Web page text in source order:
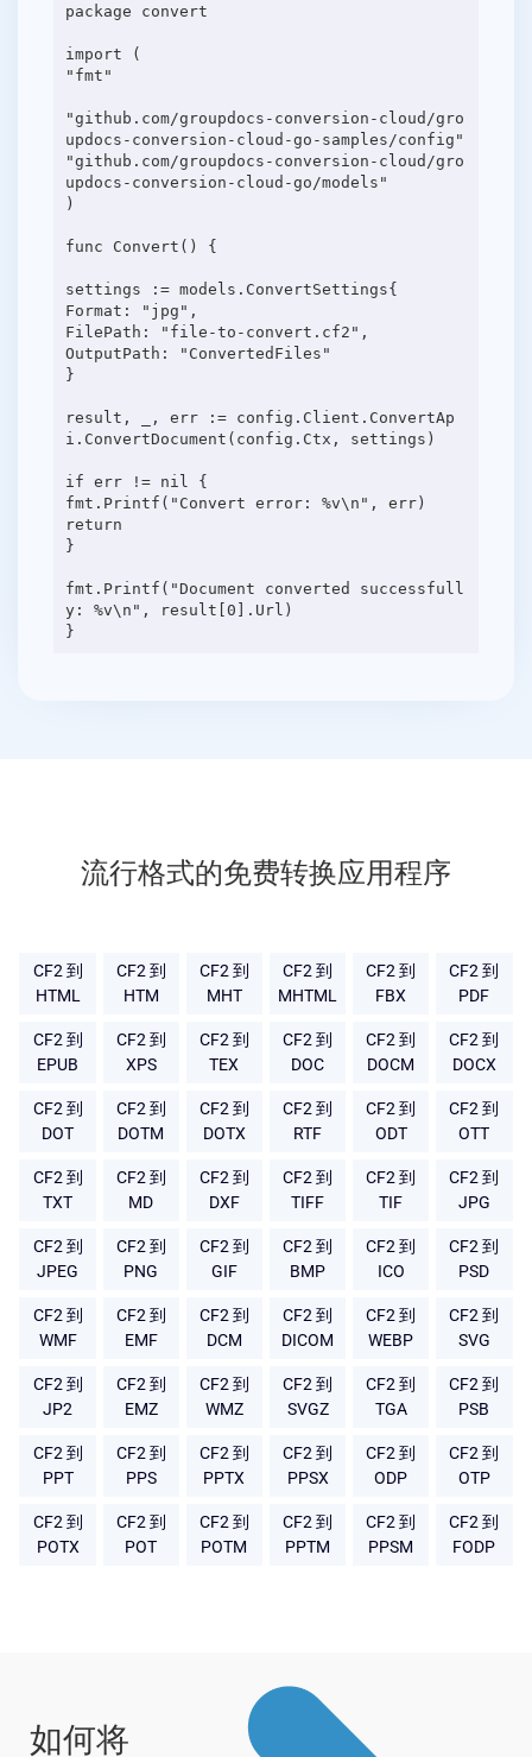
package convert
import (
"fmt"
"github.com/groupdocs-conversion-cloud/gro
updocs-conversion-cloud-go-samples/config"
"github.com/groupdocs-conversion-cloud/gro
updocs-conversion-cloud-go/models"
)
func Convert() {
settings := models.ConvertSettings{
Format: "jpg",
FilePath: "file-to-convert.cf2",
OutputPath: "ConvertedFiles"
}
result, _, err := config.Client.ConvertAp
i.ConvertDocument(config.Ctx, settings)
if err != nil {
fmt.Printf("Convert error: %v\n", err)
return
}
fmt.Printf("Document converted successfull
y: %v\n", result[0].Url)
流行格式的免费转换应用程序
CF2 到
HTML
CF2 到
HTM
CF2 到
MHT
CF2 到
MHTML
CF2 到
FBX
CF2 到
PDF
CF2 到
EPUB
CF2 到
XPS
CF2 到
TEX
CF2 到
DOC
CF2 到
DOCM
CF2 到
DOCX
CF2 到
DOT
CF2 到
DOTM
CF2 到
DOTX
CF2 到
RTF
CF2 到
ODT
CF2 到
OTT
CF2 到
TXT
CF2 到
MD
CF2 到
DXF
CF2 到
TIFF
CF2 到
TIF
CF2 到
JPG
CF2 到
JPEG
CF2 到
PNG
CF2 到
GIF
CF2 到
BMP
CF2 到
ICO
CF2 到
PSD
CF2 到
WMF
CF2 到
EMF
CF2 到
DCM
CF2 到
DICOM
CF2 到
WEBP
CF2 到
SVG
CF2 到
JP2
CF2 到
EMZ
CF2 到
WMZ
CF2 到
SVGZ
CF2 到
TGA
CF2 到
PSB
CF2 到
PPT
CF2 到
PPS
CF2 到
PPTX
CF2 到
PPSX
CF2 到
ODP
CF2 到
OTP
CF2 到
POTX
CF2 到
POT
CF2 到
POTM
CF2 到
PPTM
CF2 到
PPSM
CF2 到
FODP
如何将